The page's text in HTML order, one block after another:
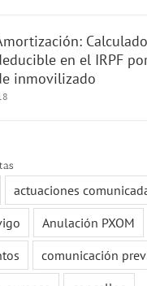
en el IRPF
inmovilizado
actuaciones
Anulación PXOM
comunicación